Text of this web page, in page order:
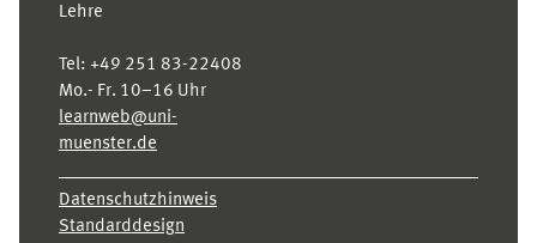
Lehre
Tel: +49 251 83-22408
Mo.- Fr. 10–16 Uhr
learnweb@uni-
muenster.de
Datenschutzhinweis
Standarddesign